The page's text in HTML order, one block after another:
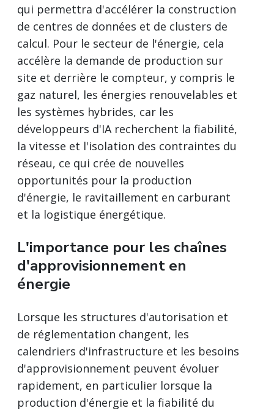
qui permettra d'accélérer la construction
de centres de données et de clusters de
calcul. Pour le secteur de l'énergie, cela
accélère la demande de production sur
site et derrière le compteur, y compris le
gaz naturel, les énergies renouvelables et
les systèmes hybrides, car les
développeurs d'IA recherchent la fiabilité,
la vitesse et l'isolation des contraintes du
réseau, ce qui crée de nouvelles
opportunités pour la production
d'énergie, le ravitaillement en carburant
et la logistique énergétique.
L'importance pour les chaînes
d'approvisionnement en
énergie
Lorsque les structures d'autorisation et
de réglementation changent, les
calendriers d'infrastructure et les besoins
d'approvisionnement peuvent évoluer
rapidement, en particulier lorsque la
production d'énergie et la fiabilité du